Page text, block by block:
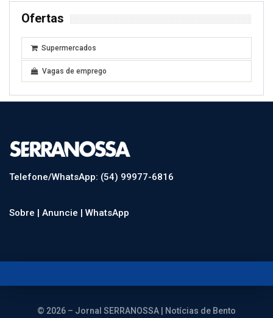
Ofertas
Supermercados
Vagas de emprego
Telefone/WhatsApp: (54) 99977-6816
Sobre | Anuncie | WhatsApp
© 2026 – Jornal SERRANOSSA | Notícias de Bento